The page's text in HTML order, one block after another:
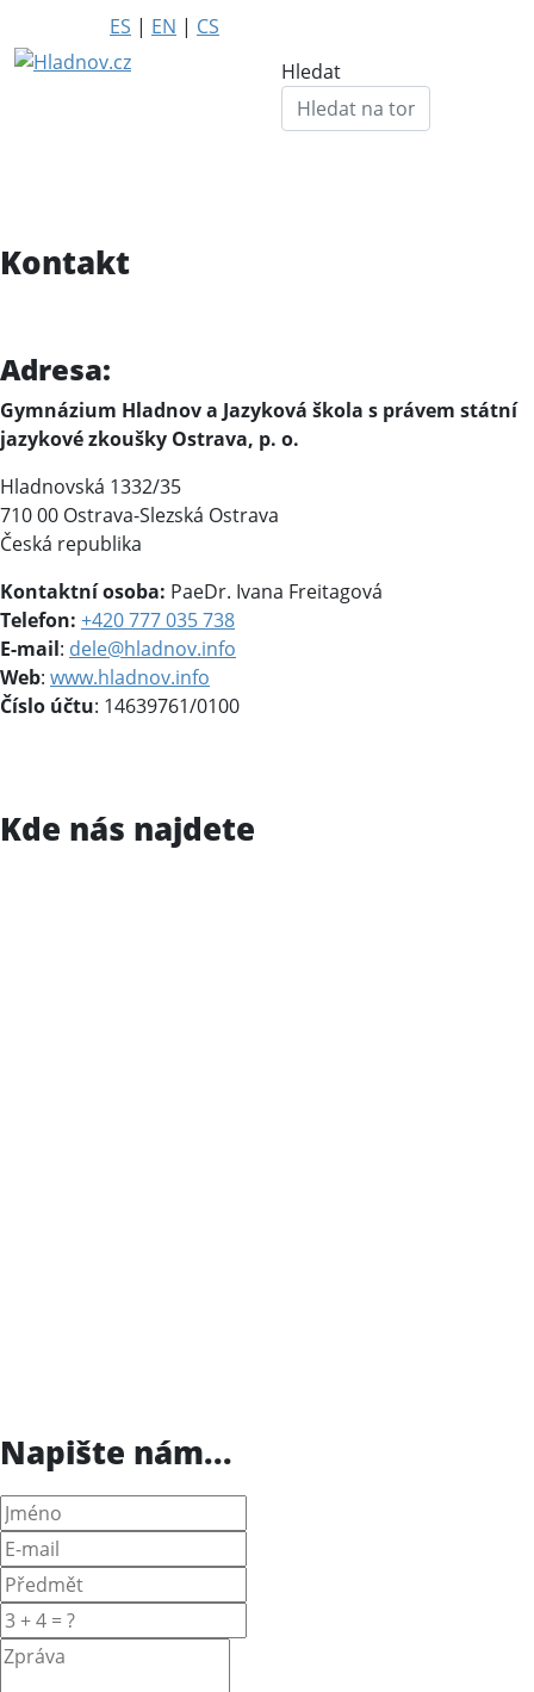
ES | EN | CS
Hledat
Kontakt
Adresa:
Gymnázium Hladnov a Jazyková škola s právem státní
jazykové zkoušky Ostrava, p. o.
Hladnovská 1332/35
710 00 Ostrava-Slezská Ostrava
Česká republika
Kontaktní osoba: PaeDr. Ivana Freitagová
Telefon: +420 777 035 738
E-mail: dele@hladnov.info
Web: www.hladnov.info
Číslo účtu: 14639761/0100
Kde nás najdete
Napište nám...